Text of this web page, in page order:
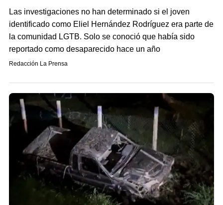
Las investigaciones no han determinado si el joven
identificado como Eliel Hernández Rodríguez era parte de
la comunidad LGTB. Solo se conoció que había sido
reportado como desaparecido hace un año
Redacción La Prensa